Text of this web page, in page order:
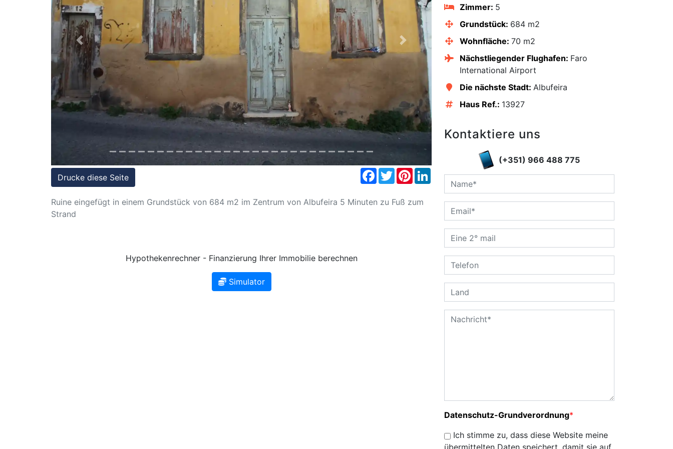
Referenzen
Immobilien
Steuerrecht
Previous Next
Drucke diese Seite
Facebook
TwitterPinterestLinkedIn
Ruine eingefügt in einem Grundstück von 684 m2 im Zentrum von Albufeira 5 Minuten zu Fuß zum
Strand
Hypothekenrechner - Finanzierung Ihrer Immobilie berechnen
Simulator
Zimmer: 5
Grundstück: 684 m2
Wohnfläche: 70 m2
Nächstliegender Flughafen: Faro
International Airport
Die nächste Stadt: Albufeira
Haus Ref.: 13927
Kontaktiere uns
(+351) 966 488 775
Datenschutz-Grundverordnung*
Ich stimme zu, dass diese Website meine